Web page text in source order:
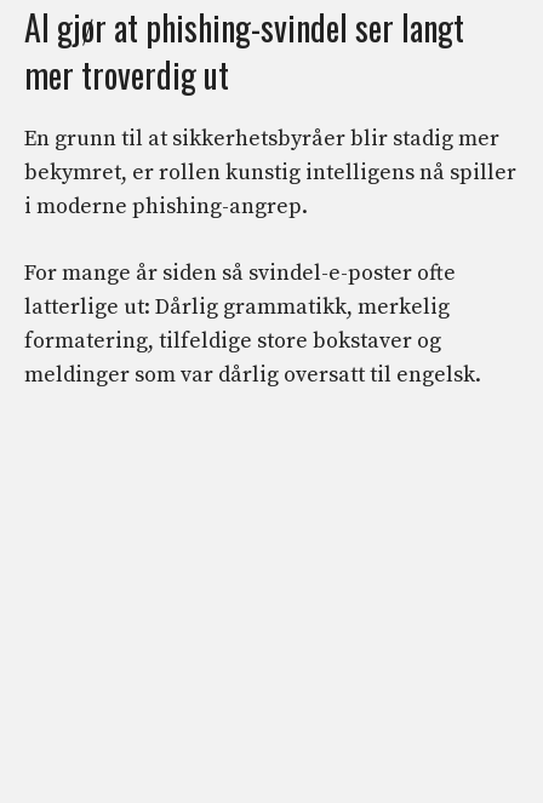
AI gjør at phishing-svindel ser langt
mer troverdig ut
En grunn til at sikkerhetsbyråer blir stadig mer
bekymret, er rollen kunstig intelligens nå spiller
i moderne phishing-angrep.
For mange år siden så svindel-e-poster ofte
latterlige ut: Dårlig grammatikk, merkelig
formatering, tilfeldige store bokstaver og
meldinger som var dårlig oversatt til engelsk.